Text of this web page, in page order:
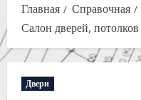
Главная Справочная
Салон дверей,
Двери